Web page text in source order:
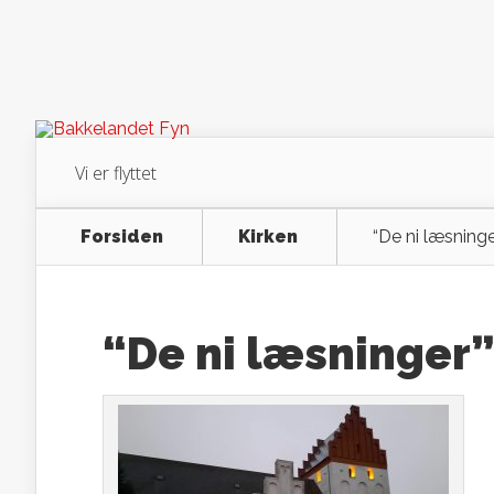
Vi er flyttet
Forsiden Kirken “De ni
“De ni læsninger”